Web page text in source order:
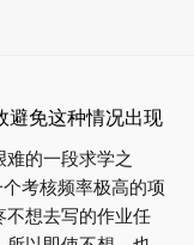
避免这种情况出现
的一段求学之
考核频率极高的项
不想去写的作业任